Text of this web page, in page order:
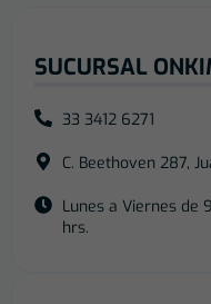
SUCURSAL
33 3412 6271
C. Beethoven 287,
Lunes a Viernes de
hrs.